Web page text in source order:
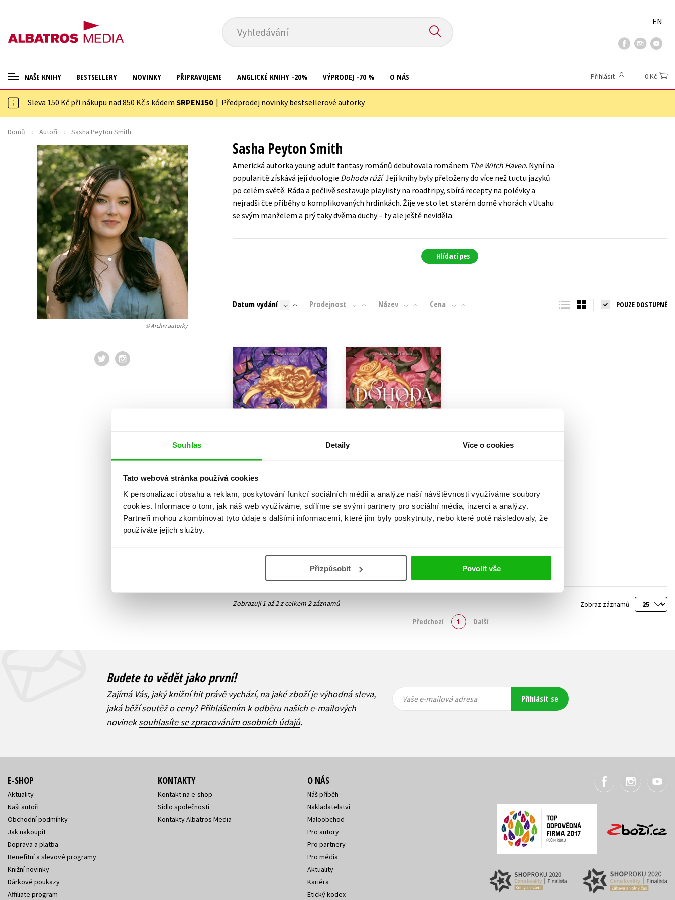
Souhlas Detaily Více o cookies
Tato webová stránka používá cookies
K personalizaci obsahu a reklam, poskytování funkcí sociálních médií a analýze naší návštěvnosti využíváme soubory
cookies. Informace o tom, jak náš web využíváme, sdílíme se svými partnery pro sociální média, inzerci a analýzy.
Partneři mohou zkombinovat tyto údaje s dalšími informacemi, které jim byly poskytnuty, nebo které poté následovaly, že
používáte jejich služby.
Přizpůsobit Povolit vše
Vyhledávání
EN
NAŠE KNIHY
ANGLICKÉ KNIHY -20 %
VÝPRODEJ -70 %
KNIHY S DÁRKEM
ASTERIX S DÁRKEM
🎁DÁRKOVÉ PUBLIKACE
✉️ DÁRKOVÉ POUKAZY
Auto - moto
Beletrie pro děti
Beletrie pro dospělé
Byznys a ekonomie
Cestování
Dárkové zboží
Digitální fotografie
Esoterika a duchovní svět
Historie a military
Hobby
Jazyky
Kalendáře
Kariéra a osobní rozvoj
Komiks
New Adult
Ostatní
Počítače
Poezie
Učebnice
Umění a kultura
Výchova a pedagogika
Zahraniční literatura
Zdraví a životní styl
BESTSELLERY NOVINKY PŘIPRAVUJEME ANGLICKÉ KNIHY -20% VÝPRODEJ -70 % O NÁS Přihlásit 0 Kč
Sleva 150 Kč při nákupu nad 850 Kč s kódem SRPEN150| Předprodej novinky bestsellerové autorky
Domů Autoři Sasha Peyton Smith
© Archiv autorky
Sasha Peyton Smith
Americká autorka young adult fantasy románů debutovala románem The Witch Haven. Nyní na
popularitě získává její duologie Dohoda růží. Její knihy byly přeloženy do více než tuctu jazyků
po celém světě. Ráda a pečlivě sestavuje playlisty na roadtripy, sbírá recepty na polévky a
nejradši čte příběhy o komplikovaných hrdinkách. Žije ve sto let starém domě v horách v Utahu
se svým manželem a prý taky dvěma duchy – ty ale ještě neviděla.
Hlídací pes
Datum vydání Prodejnost Název Cena POUZE DOSTUPNÉ
Trnová královna
Sasha Peyton Smith
Dohoda růží
Sasha Peyton Smith
Zobraz záznamů
Zobrazuji 1 až 2 z celkem 2 záznamů
Předchozí 1 Další
Budete to vědět jako první!
Zajímá Vás, jaký knižní hit právě vychází, na jaké zboží je výhodná sleva,
jaká běží soutěž o ceny? Přihlášením k odběru našich e-mailových
novineksouhlasíte se zpracováním osobních údajů.
Vaše e-
mailová
Vaše e-
mailová
Vaše e-mailová adresa Přihlásit se
E-SHOP
Aktuality
Naši autoři
Obchodní podmínky
Jak nakoupit
Doprava a platba
Benefitní a slevové programy
Knižní novinky
Dárkové poukazy
Affiliate program
KONTAKTY
Kontakt na e-shop
Sídlo společnosti
Kontakty Albatros Media
O NÁS
Náš příběh
Nakladatelství
Maloobchod
Pro autory
Pro partnery
Pro média
Aktuality
Kariéra
Etický kodex